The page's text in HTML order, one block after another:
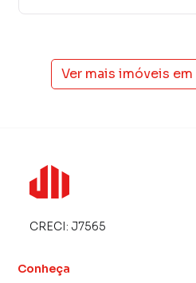
Ver mais imóveis em
CRECI: J7565
Conheça